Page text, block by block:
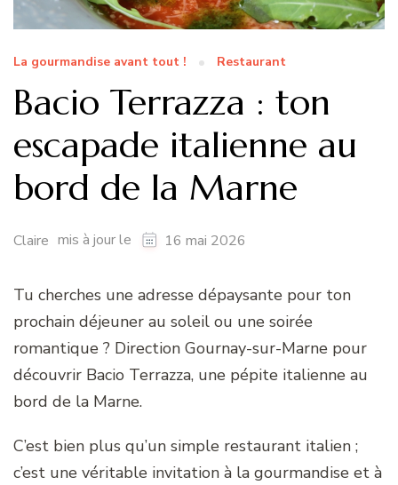
La gourmandise avant tout ! Restaurant
Bacio Terrazza : ton
escapade italienne au
bord de la Marne
Claire mis à jour le 16 mai 2026
Tu cherches une adresse dépaysante pour ton
prochain déjeuner au soleil ou une soirée
romantique ? Direction Gournay-sur-Marne pour
découvrir Bacio Terrazza, une pépite italienne au
bord de la Marne.
C’est bien plus qu’un simple restaurant italien ;
c’est une véritable invitation à la gourmandise et à